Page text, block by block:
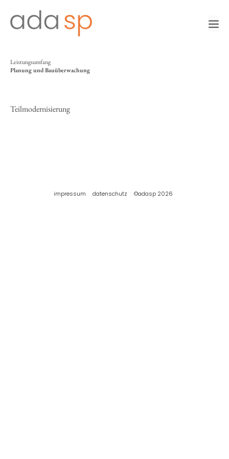
Inhalt
springen
Leistungsumfang
Planung und Bauüberwachung
Teilmodernisierung
impressum datenschutz ©adasp 2026